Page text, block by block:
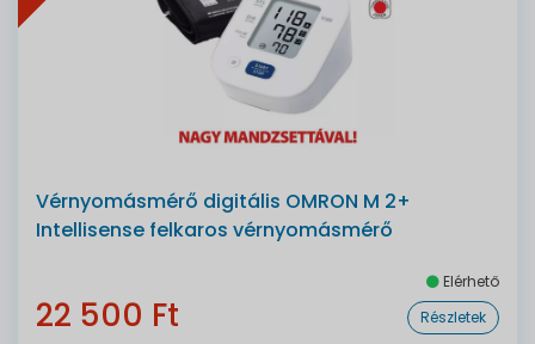
Vérnyomásmérő digitális OMRON M 2+
Intellisense felkaros vérnyomásmérő
Elérhető
22 500 Ft Részletek